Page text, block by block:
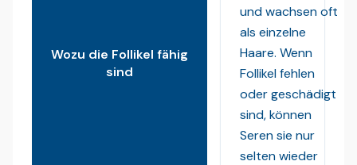
Wozu die Follikel fähig
sind
und wachsen oft
als einzelne
Haare. Wenn
Follikel fehlen
oder geschädigt
sind, können
Seren sie nur
selten wieder